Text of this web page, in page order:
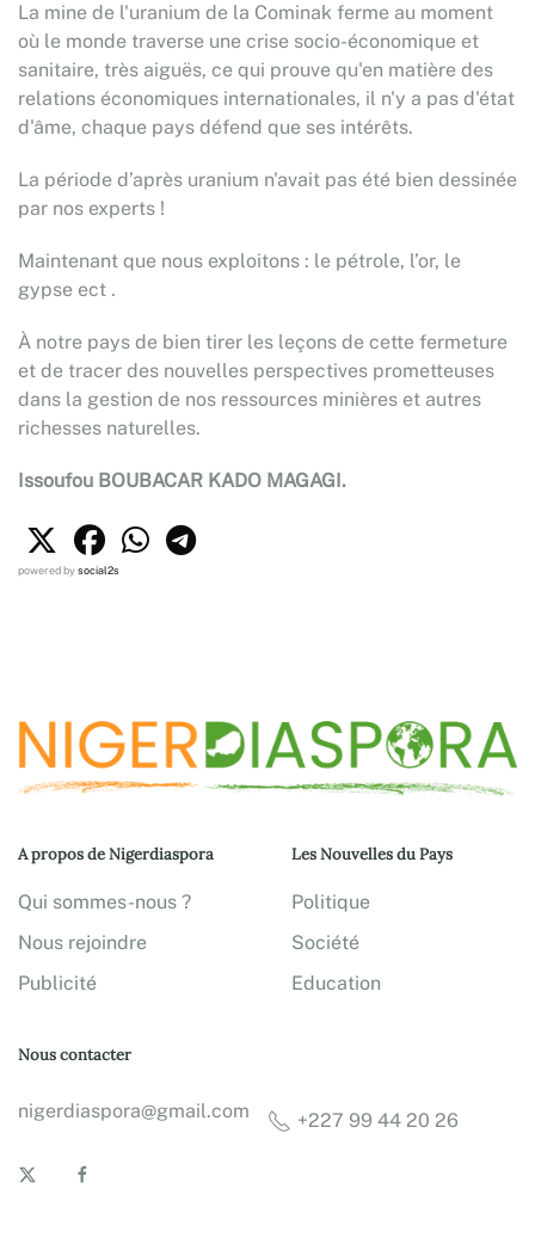
La mine de l'uranium de la Cominak ferme au moment
où le monde traverse une crise socio-économique et
sanitaire, très aiguës, ce qui prouve qu'en matière des
relations économiques internationales, il n'y a pas d'état
d'âme, chaque pays défend que ses intérêts.
La période d’après uranium n'avait pas été bien dessinée
par nos experts !
Maintenant que nous exploitons : le pétrole, l’or, le
gypse ect .
À notre pays de bien tirer les leçons de cette fermeture
et de tracer des nouvelles perspectives prometteuses
dans la gestion de nos ressources minières et autres
richesses naturelles.
Issoufou BOUBACAR KADO MAGAGI.
powered bysocial2s
A propos de Nigerdiaspora
Qui sommes-nous ?
Nous rejoindre
Publicité
Les Nouvelles du Pays
Politique
Société
Education
Nous contacter
nigerdiaspora@gmail.com +227 99 44 20 26